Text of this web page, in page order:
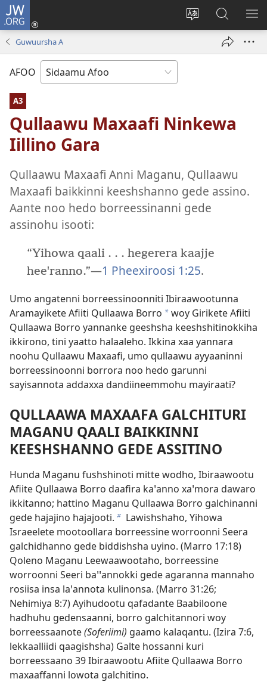
JW.ORG
Webisayitete
(opens
JW.ORG
Aana
Hasiꞌri
Guwuursha A
AFOO
A3
Qullaawu Maxaafi Ninkewa
Iillino Gara
Qullaawu Maxaafi Anni Maganu, Qullaawu
Maxaafi baikkinni keeshshanno gede assino.
Aante noo hedo borreessinanni gede
assinohu isooti:
“Yihowa qaali . . . hegerera kaajje
heeꞌranno.”—1 Pheexiroosi 1:25.
Umo angatenni borreessinoonniti Ibiraawootunna
Aramayikete Afiiti Qullaawa Borro awoy Girikete Afiiti
Qullaawa Borro yannanke geeshsha keeshshitinokkiha
ikkirono, tini yaatto halaaleho. Ikkina xaa yannara
noohu Qullaawu Maxaafi, umo qullaawu ayyaaninni
borreessinoonni borrora noo hedo garunni
sayisannota addaxxa dandiineemmohu mayiraati?
QULLAAWA MAXAAFA GALCHITURI
MAGANU QAALI BAIKKINNI
KEESHSHANNO GEDE ASSITINO
Hunda Maganu fushshinoti mitte wodho, Ibiraawootu
Afiite Qullaawa Borro daafira kaꞌanno xaꞌmora dawaro
ikkitanno; hattino Maganu Qullaawa Borro galchinanni
gede hajajino hajajooti. b Lawishshaho, Yihowa
Israeelete mootoollara borreessine worroonni Seera
galchidhanno gede biddishsha uyino. (Marro 17:18)
Qoleno Maganu Leewaawootaho, borreessine
worroonni Seeri baꞌꞌannokki gede agaranna mannaho
rosiisa insa laꞌannota kulinonsa. (Marro 31:26;
Nehimiya 8:7) Ayihudootu qafadante Baabiloone
hadhuhu gedensaanni, borro galchitannori woy
borreessaanote(Soferiimi) gaamo kalaqantu. (Izira 7:6,
lekkaalliidi qaagishsha) Galte hossanni kuri
borreessaano 39 Ibiraawootu Afiite Qullaawa Borro
maxaaffanni lowota galchitino.